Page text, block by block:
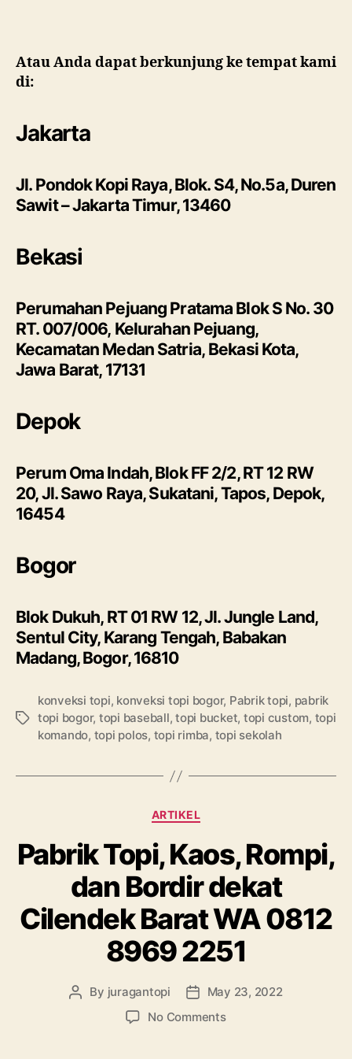
Atau Anda dapat berkunjung ke tempat kami
di:
Jakarta
Jl. Pondok Kopi Raya, Blok. S4, No.5a, Duren
Sawit – Jakarta Timur, 13460
Bekasi
Perumahan Pejuang Pratama Blok S No. 30
RT. 007/006, Kelurahan Pejuang,
Kecamatan Medan Satria, Bekasi Kota,
Jawa Barat, 17131
Depok
Perum Oma Indah, Blok FF 2/2, RT 12 RW
20, Jl. Sawo Raya, Sukatani, Tapos, Depok,
16454
Bogor
Blok Dukuh, RT 01 RW 12, Jl. Jungle Land,
Sentul City, Karang Tengah, Babakan
Madang, Bogor, 16810
Tags
konveksi topi, konveksi topi bogor, Pabrik topi, pabrik
topi bogor, topi baseball,topi bucket, topi custom, topi
komando, topi polos, topi rimba, topi sekolah
Categories
ARTIKEL
Pabrik Topi, Kaos, Rompi,
dan Bordir dekat
Cilendek Barat WA 0812
8969 2251
Post
By juragantopi
PostMay 23, 2022
No Commentson